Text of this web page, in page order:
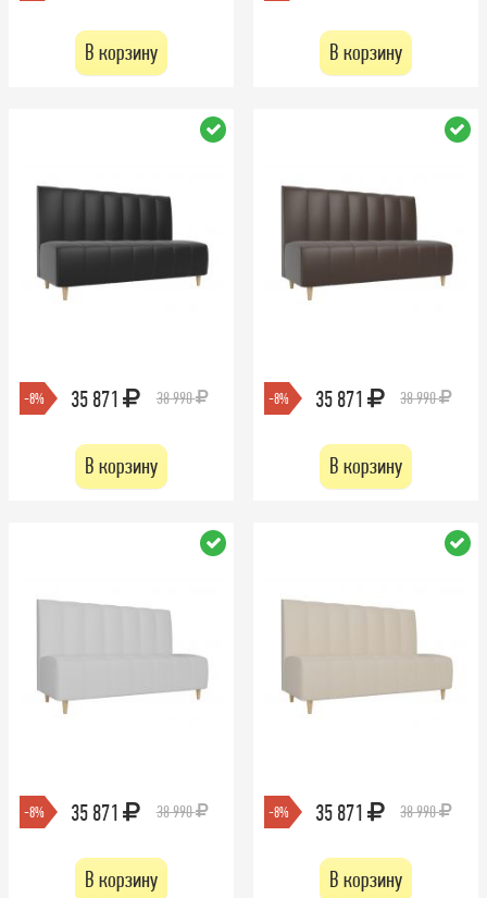
В корзину В корзину
-8% 35 871 38 990
В корзину
-8% 35 871 38 990
В корзину
-8% 35 871 38 990
В корзину
-8% 35 871 38 990
В корзину